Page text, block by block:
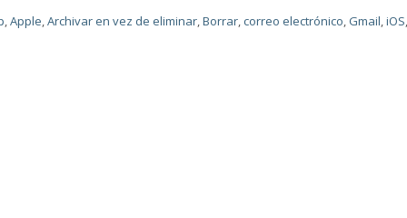
,Apple,Archivar en vez de eliminar,Borrar,correo electrónico, Gmail,iOS